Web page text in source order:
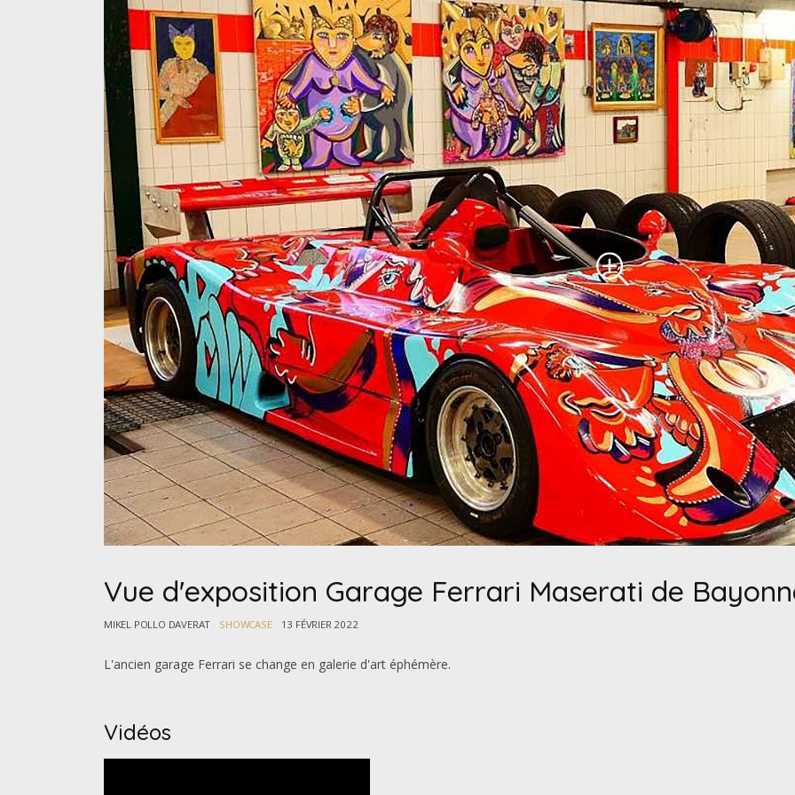
Vue d'exposition Garage Ferrari Maserati de
MIKEL POLLO DAVERAT SHOWCASE 13 FÉVRIER 2022
L'ancien garage Ferrari se change en galerie d'art éphémère.
Vidéos